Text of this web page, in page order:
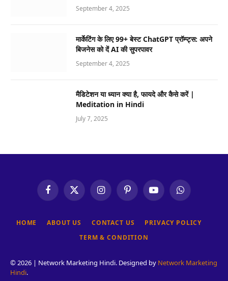
September 4, 2025
मार्केटिंग के लिए 99+ बेस्ट ChatGPT प्रॉम्प्ट्स: अपने
बिजनेस को दें AI की सुपरपावर
September 4, 2025
मैडिटेशन या ध्यान क्या है, फायदे और कैसे करें |
Meditation in Hindi
July 7, 2025
FacebookX
(Twitter)
InstagramPinterestYouTubeWhatsApp
HOME ABOUT US CONTACT US
PRIVACY POLICY
TERM & CONDITION
© 2026 | Network Marketing Hindi. Designed by Network Marketing
Hindi.